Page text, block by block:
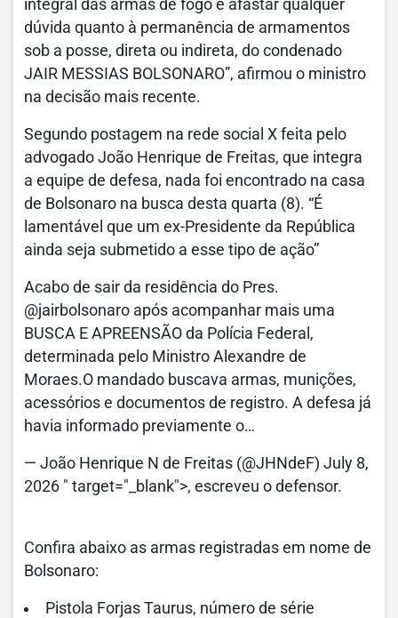
integral das armas de fogo e afastar qualquer
dúvida quanto à permanência de armamentos
sob a posse, direta ou indireta, do condenado
JAIR MESSIAS BOLSONARO”, afirmou o ministro
na decisão mais recente.
Segundo postagem na rede social X feita pelo
advogado João Henrique de Freitas, que integra
a equipe de defesa, nada foi encontrado na casa
de Bolsonaro na busca desta quarta (8). “É
lamentável que um ex-Presidente da República
ainda seja submetido a esse tipo de ação”
Acabo de sair da residência do Pres.
@jairbolsonaro após acompanhar mais uma
BUSCA E APREENSÃO da Polícia Federal,
determinada pelo Ministro Alexandre de
Moraes.O mandado buscava armas, munições,
acessórios e documentos de registro. A defesa já
havia informado previamente o…
— João Henrique N de Freitas (@JHNdeF) July 8,
2026 " target="_blank">, escreveu o defensor.
Confira abaixo as armas registradas em nome de
Bolsonaro:
Pistola Forjas Taurus, número de série